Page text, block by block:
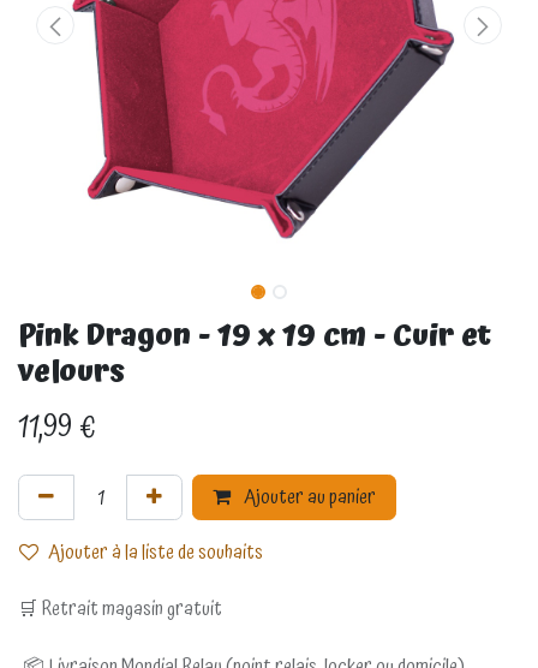
Pink Dragon - 19 x 19 cm - Cuir et
velours
11,99€
Ajouter au panier
Ajouter à la liste de souhaits
🛒 Retrait magasin gratuit